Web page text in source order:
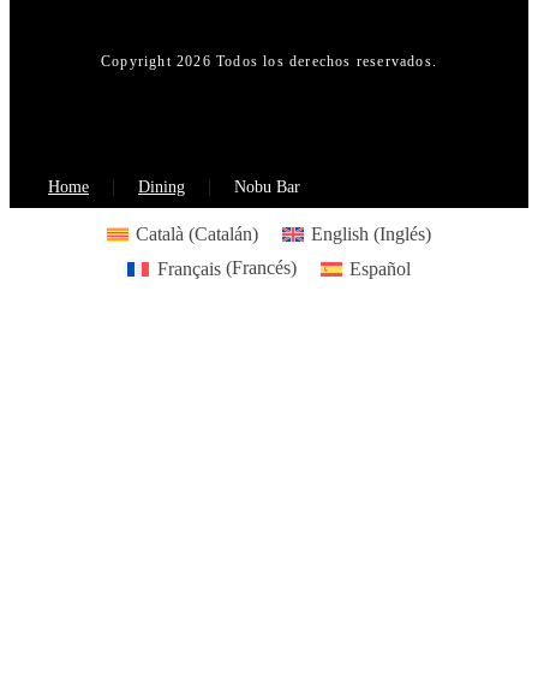
Copyright 2026 Todos los derechos reservados.
Home Dining Nobu Bar
Català (Catalán) English (Inglés)
Français(Francés) Español